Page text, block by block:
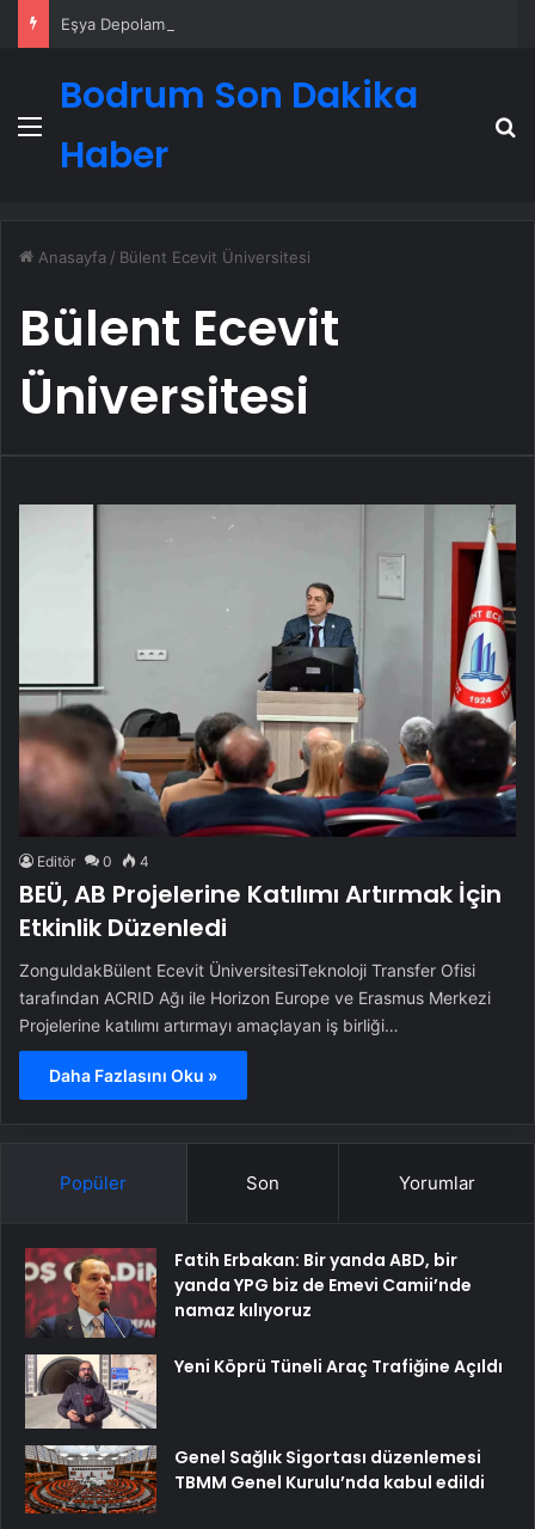
Eşya Depolama Rehberi
Menü
Bodrum Son Dakika
Haber
Anasayfa / Bülent Ecevit Üniversitesi
Bülent Ecevit
Üniversitesi
Editör 0 4
BEÜ, AB Projelerine Katılımı Artırmak İçin
Etkinlik Düzenledi
ZonguldakBülent Ecevit ÜniversitesiTeknoloji Transfer Ofisi
tarafından ACRID Ağı ile Horizon Europe ve Erasmus Merkezi
Projelerine katılımı artırmayı amaçlayan iş birliği…
Daha Fazlasını Oku »
Popüler Son Yorumlar
Fatih Erbakan: Bir yanda ABD, bir
yanda YPG biz de Emevi Camii’nde
namaz kılıyoruz
Yeni Köprü Tüneli Araç Trafiğine Açıldı
Genel Sağlık Sigortası düzenlemesi
TBMM Genel Kurulu’nda kabul edildi